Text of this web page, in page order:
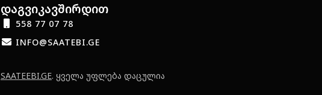
დაგვიკავშირდით
558 77 07 78
INFO@SAATEBI.GE
SAATEEBI.GE. ყველა უფლება დაცულია